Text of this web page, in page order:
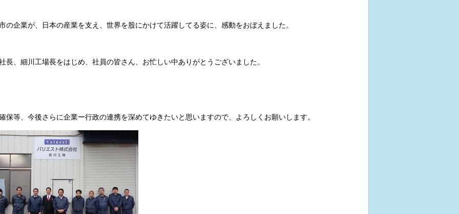
の企業が、日本の産業を支え、世界を股にかけて活躍してる姿に、感動をおぼえました。
長、細川工場長をはじめ、社員の皆さん、お忙しい中ありがとうございました。
保等、今後さらに企業ー行政の連携を深めてゆきたいと思いますので、よろしくお願いします。